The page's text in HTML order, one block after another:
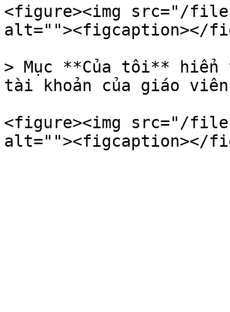
<figure><img src="/files/
alt=""><figcaption></
> Mục **Của tôi** hiển
tài khoản của giáo
<figure><img src="/files/